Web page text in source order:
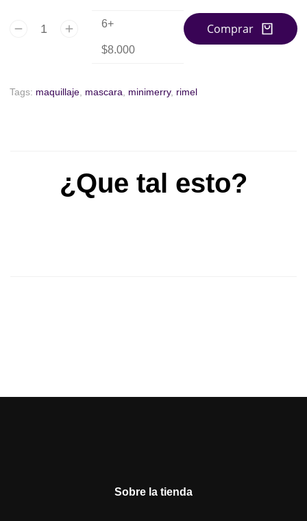
6+
$8.000
Comprar
Tags: maquillaje mascara minimerry, rimel
¿Que tal esto?
Sobre la tienda